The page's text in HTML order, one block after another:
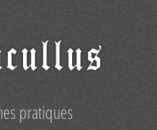
pratiques